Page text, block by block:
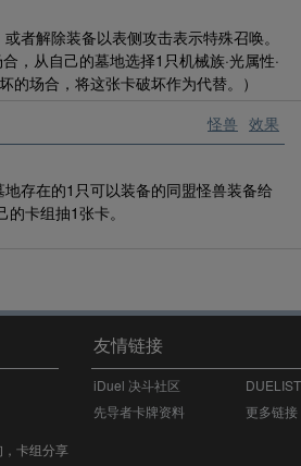
者解除装备以表侧攻击表示特殊召唤。
，从自己的墓地选择1只机械族·光属性·
场合，将这张卡破坏作为代替。）
怪兽 效果
存在的1只可以装备的同盟怪兽装备给
卡组抽1张卡。
友情链接
iDuel 决斗社区
先导者卡牌资料
更多链接
卡组分享